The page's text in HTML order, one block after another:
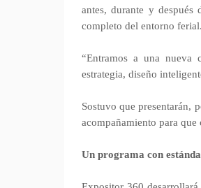
antes, durante y
completo del entorno ferial.
“Entramos a una nueva
estrategia, diseño
Sostuvo que presentarán,
acompañamiento para
Un programa con